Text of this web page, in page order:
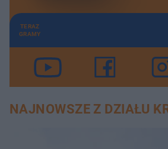
TERAZ
GRAMY
NAJNOWSZE Z DZIAŁU